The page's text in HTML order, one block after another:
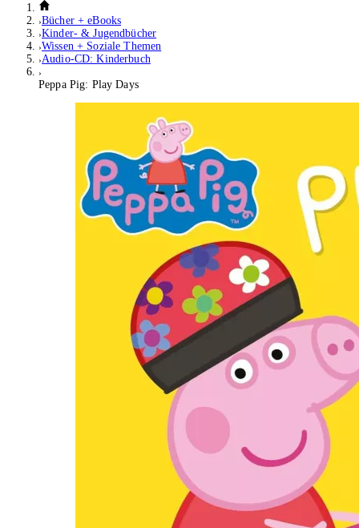
Bücher + eBooks
Kinder- & Jugendbücher
Wissen + Soziale Themen
Audio-CD: Kinderbuch
Peppa Pig: Play Days